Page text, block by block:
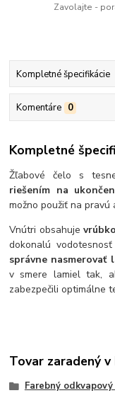
Zavolajte -
Kompletné špecifikácie
Komentáre 0
Kompletné
Žľabové čelo s
riešením na
možno použiť na pravú
Vnútri obsahuje
dokonalú
správne nasmerovať
v smere lamiel tak,
zabezpečili optimálne
Tovar zaradený
Farebný